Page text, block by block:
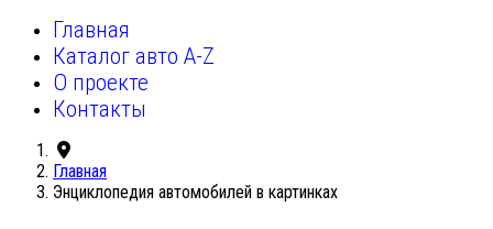
Главная
Каталог авто A-Z
О проекте
Контакты
Главная
Энциклопедия автомобилей в картинках